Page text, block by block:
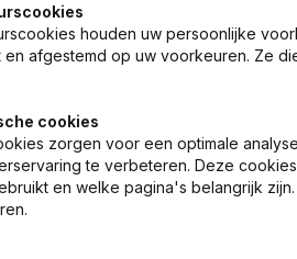
€ 12,01%
Gilbert
houden uw persoonlijke
en afgestemd op uw voorkeuren. Ze
cookies
zorgen voor een optimale
te verbeteren. Deze
en welke pagina's belangrijk